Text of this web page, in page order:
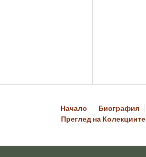
Начало Биография
Преглед на Колекциите